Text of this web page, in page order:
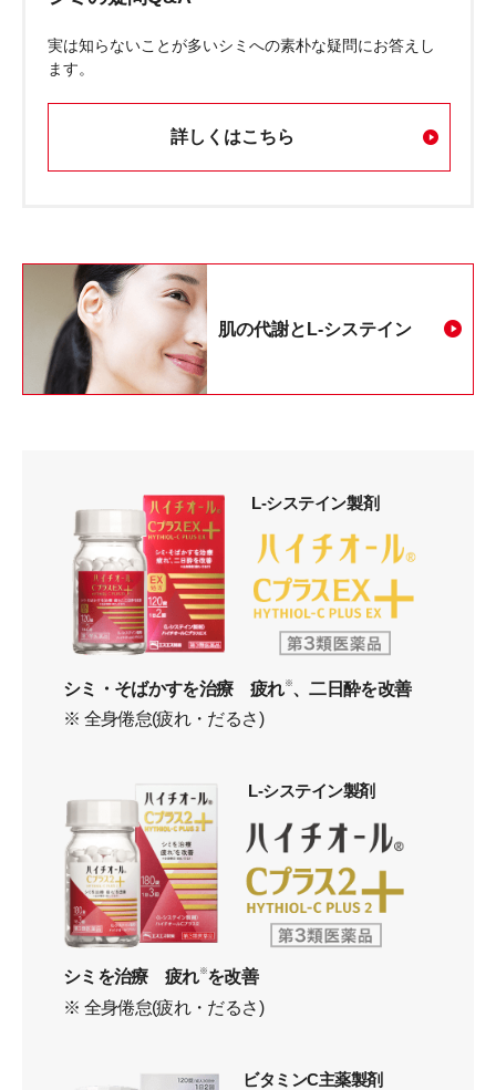
実は知らないことが多いシミへの素朴な疑問にお答えし
ます。
詳しくはこちら
肌の代謝とL-システイン
L-システイン製剤
シミ・そばかすを治療 疲れ※、二日酔を改善
※ 全身倦怠(疲れ・だるさ)
L-システイン製剤
シミを治療 疲れ※を改善
※ 全身倦怠(疲れ・だるさ)
ビタミンC主薬製剤